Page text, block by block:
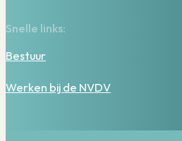
Snelle links:
Bestuur
Werken bij de NVDV